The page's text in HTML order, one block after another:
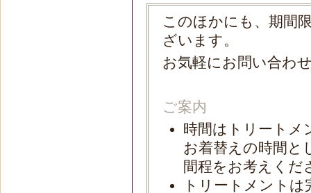
このほかにも、期間
ざいます。
お気軽にお問い合わ
ご案内
時間はトリートメ
お着替えの時間と
間程をお考えくだ
トリートメント